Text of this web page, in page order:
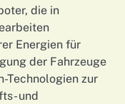
die in
Energien für
der Fahrzeuge
Technologien zur
und